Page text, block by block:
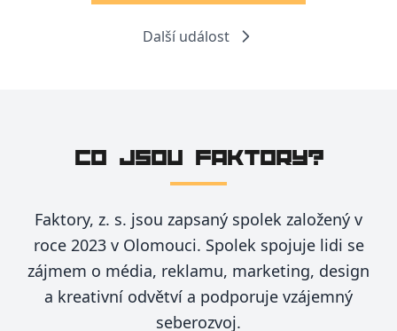
Další událost
CO JSOU FAKTORY?
Faktory, z. s. jsou zapsaný spolek založený v
roce 2023 v Olomouci. Spolek spojuje lidi se
zájmem o média, reklamu, marketing, design
a kreativní odvětví a podporuje vzájemný
seberozvoj.